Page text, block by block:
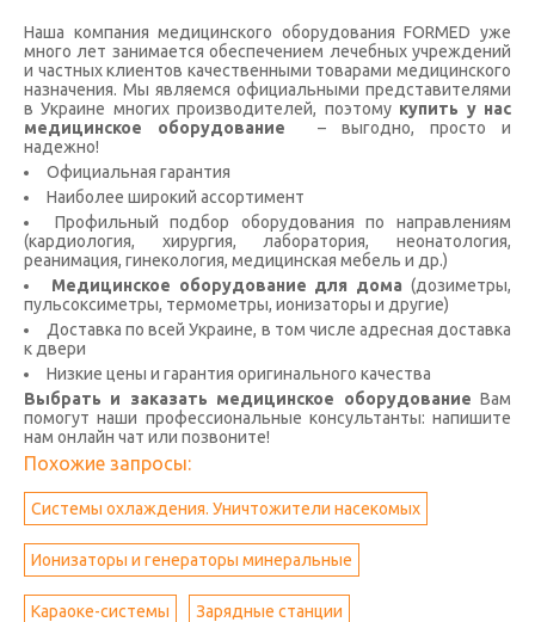
Наша компания медицинского оборудования FORMED уже
много лет занимается обеспечением лечебных учреждений
и частных клиентов качественными товарами медицинского
назначения. Мы являемся официальными представителями
в Украине многих производителей, поэтому купить у нас
медицинское оборудование
– выгодно, просто и
надежно!
Официальная гарантия
Наиболее широкий ассортимент
Профильный подбор оборудования по направлениям
(кардиология, хирургия, лаборатория, неонатология,
реанимация, гинекология, медицинская мебель и др.)
Медицинское оборудование для дома (дозиметры,
пульсоксиметры, термометры, ионизаторы и другие)
Доставка по всей Украине, в том числе адресная доставка
к двери
Низкие цены и гарантия оригинального качества
Выбрать и заказать медицинское оборудование Вам
помогут наши профессиональные консультанты: напишите
нам онлайн чат или позвоните!
Похожие запросы:
Системы охлаждения. Уничтожители насекомых
Ионизаторы и генераторы минеральные
Караоке-системы Зарядные станции